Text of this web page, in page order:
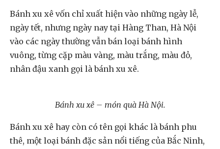
Bánh xu xê vốn chỉ xuất hiện vào những ngày lễ,
ngày tết, nhưng ngày nay tại Hàng Than, Hà Nội
vào các ngày thường vẫn bán loại bánh hình
vuông, từng cặp màu vàng, màu trắng, màu đỏ,
nhân đậu xanh gọi là bánh xu xê.
Bánh xu xê – món quà Hà Nội.
Bánh xu xê hay còn có tên gọi khác là bánh phu
thê, một loại bánh đặc sản nổi tiếng của Bắc Ninh,